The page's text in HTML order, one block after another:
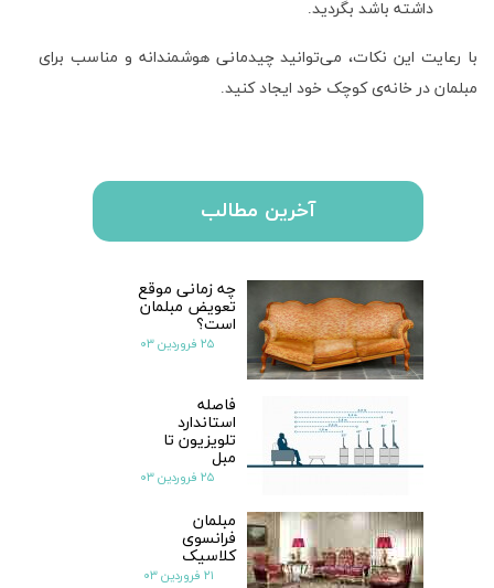
داشته باشد بگردید.
با رعایت این نکات، می‌توانید چیدمانی هوشمندانه و مناسب برای
مبلمان در خانه‌ی کوچک خود ایجاد کنید.
آخرین مطالب
چه زمانی موقع
تعویض مبلمان
است؟
۲۵ فروردین ۰۳
فاصله
استاندارد
تلویزیون تا
مبل
۲۵ فروردین ۰۳
مبلمان
فرانسوی
کلاسیک
۲۱ فروردین ۰۳